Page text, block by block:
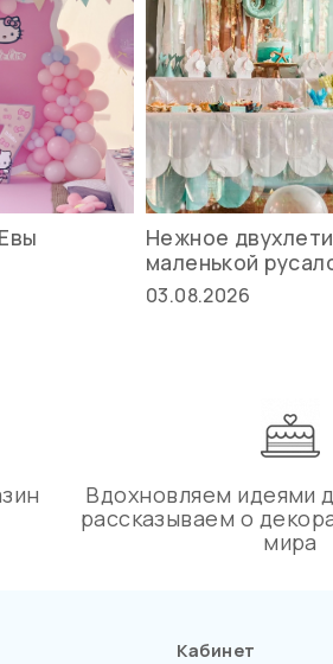
Нежное
маленькой
03.08.2026
Вдохновляем идеями
рассказываем о
мира
Кабинет